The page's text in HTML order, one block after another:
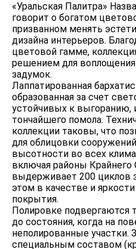
«Уральская Палитра»
говорит о богатом
призванном менять
дизайна интерьеров.
цветовой гамме,
решением для воплощения
задумок.
Лаппатированная
образованная за счет
устойчивых к выгоранию,
тончайшего помола.
коллекции таковы, что
для облицовки
высотности во всех
включая районы Крайнего
выдерживает 200 циклов
этом в качестве и
покрытия.
Полировке подвергаются
до состояния, когда на
неполированные участки.
специальным составом